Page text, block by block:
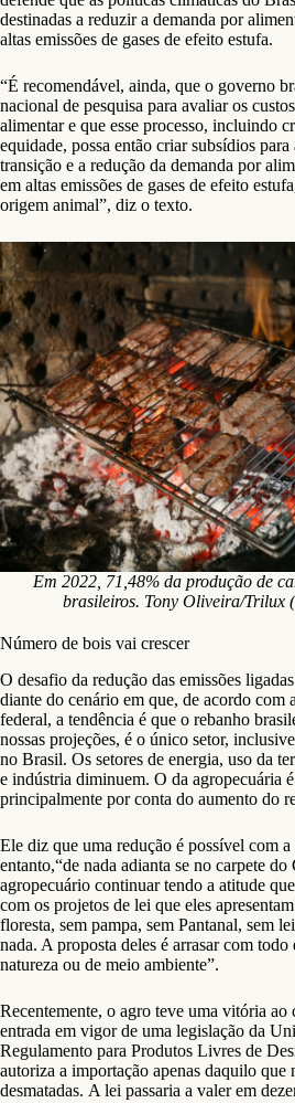
destinadas a reduzir a demanda por
altas emissões de gases de efeito estufa.
“É recomendável, ainda, que o governo
nacional de pesquisa para avaliar os
alimentar e que esse processo, incluindo
equidade, possa então criar subsídios
transição e a redução da demanda por
em altas emissões de gases de efeito
origem animal”, diz o texto.
Em 2022, 71,48% da produção de
brasileiros. Tony Oliveira/Trilux
Número de bois vai crescer
O desafio da redução das emissões
diante do cenário em que, de acordo com
federal, a tendência é que o rebanho
nossas projeções, é o único setor,
no Brasil. Os setores de energia, uso da
e indústria diminuem. O da agropecuária
principalmente por conta do aumento do
Ele diz que uma redução é possível com
entanto,“de nada adianta se no carpete do
agropecuário continuar tendo a atitude
com os projetos de lei que eles
floresta, sem pampa, sem Pantanal, sem
nada. A proposta deles é arrasar com
natureza ou de meio ambiente”.
Recentemente, o agro teve uma vitória ao
entrada em vigor de uma legislação da
Regulamento para Produtos Livres de
autoriza a importação apenas daquilo que
desmatadas. A lei passaria a valer em